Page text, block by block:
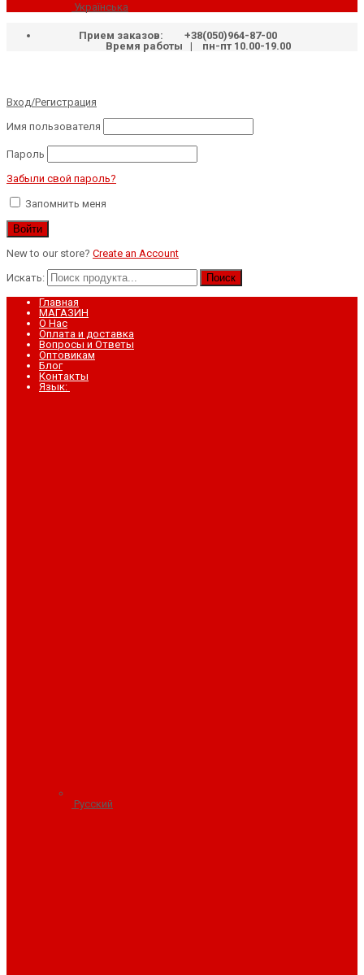
Українська
Прием заказов:
+38(050)964-87-00
Время работы | пн-пт 10.00-19.00
Вход/Регистрация
Имя пользователя
Пароль
Забыли свой пароль?
Запомнить меня
New to our store? Create an Account
Искать:
Поиск
Главная
МАГАЗИН
О Нас
Оплата и доставка
Вопросы и Ответы
Оптовикам
Блог
Контакты
Язык:
Русский